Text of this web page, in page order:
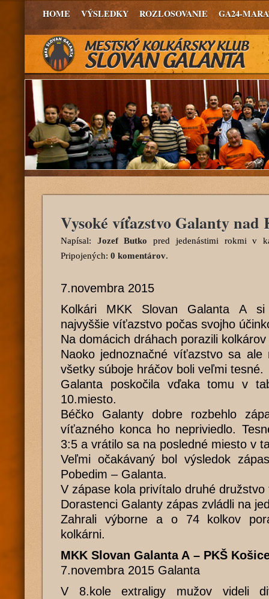
HOME VÝSLEDKY ROZLOSOVANIE GA24-
Vysoké víťazstvo Galanty nad
Napísal: Jozef Butko pred jedenástimi rokmi v
Pripojených: 0 komentárov.
7.novembra 2015
Kolkári MKK Slovan Galanta A
najvyššie víťazstvo počas svojho
Na domácich dráhach porazili
Naoko jednoznačné víťazstvo sa
všetky súboje hráčov boli veľmi tesné.
Galanta poskočila vďaka tomu v
10.miesto.
Béčko Galanty dobre rozbehlo
víťazného konca ho nepriviedlo.
3:5 a vrátilo sa na posledné miesto v
Veľmi očakávaný bol výsledok
Pobedim – Galanta.
V zápase kola privítalo druhé
Dorastenci Galanty zápas zvládli na
Zahrali výborne a o 74 kolkov
kolkárni.
MKK Slovan Galanta A – PKŠ
7.novembra 2015 Galanta
V 8.kole extraligy mužov videli